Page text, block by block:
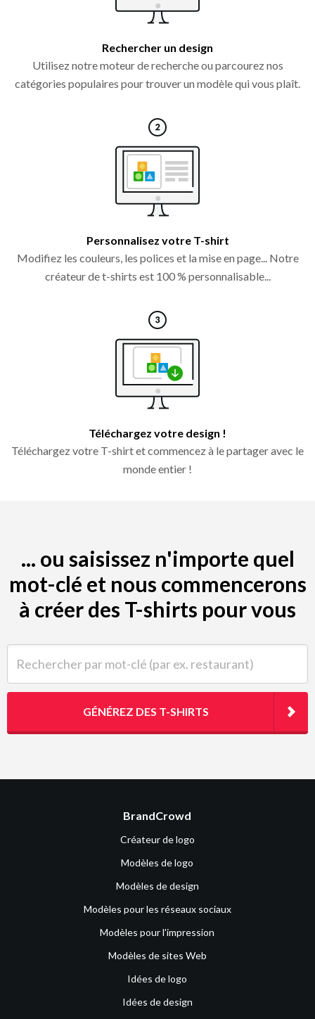
Rechercher un design
Utilisez notre moteur de recherche ou parcourez nos
catégories populaires pour trouver un modèle qui vous plaît.
Personnalisez votre T-shirt
Modifiez les couleurs, les polices et la mise en page... Notre
créateur de t-shirts est 100 % personnalisable...
Téléchargez votre design !
Téléchargez votre T-shirt et commencez à le partager avec le
monde entier !
... ou saisissez n'importe quel
mot-clé et nous commencerons
à créer des T-shirts pour vous
GÉNÉREZ DES T-SHIRTS
BrandCrowd
Créateur de logo
Modèles de logo
Modèles de design
Modèles pour les réseaux sociaux
Modèles pour l'impression
Modèles de sites Web
Idées de logo
Idées de design